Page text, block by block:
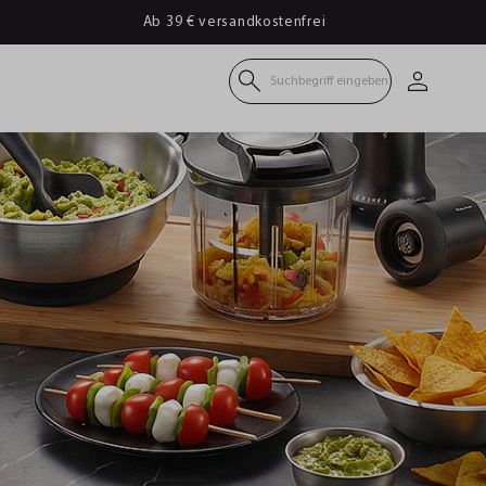
Ab 39 € versandkostenfrei
Suchbegriff eingeben